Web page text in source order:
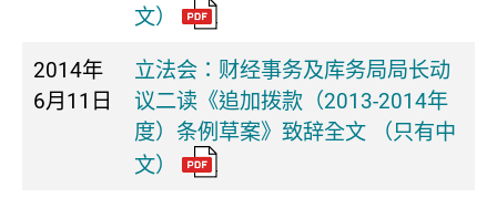
文）
2014年
6月11日
立法会：财经事务及库务局局长动
议二读《追加拨款（2013-2014年
度）条例草案》致辞全文 （只有中
文）